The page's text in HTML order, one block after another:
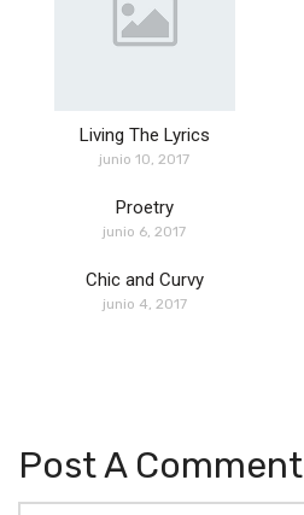
Living The Lyrics
junio 10, 2017
Proetry
junio 6, 2017
Chic and Curvy
junio 4, 2017
Post A Comment